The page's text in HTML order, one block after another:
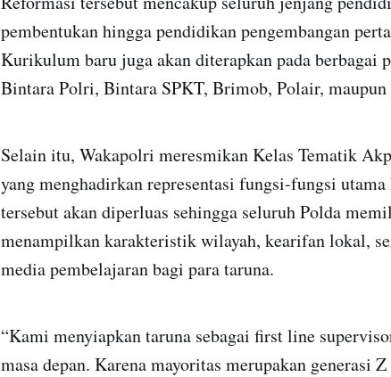
pembentukan hingga pendidikan pengembangan
Kurikulum baru juga akan diterapkan pada berbagai
Bintara Polri, Bintara SPKT, Brimob, Polair,
Selain itu, Wakapolri meresmikan Kelas Tematik
yang menghadirkan representasi fungsi-fungsi
tersebut akan diperluas sehingga seluruh Polda
menampilkan karakteristik wilayah, kearifan lokal,
media pembelajaran bagi para taruna.
“Kami menyiapkan taruna sebagai first line
masa depan. Karena mayoritas merupakan generasi